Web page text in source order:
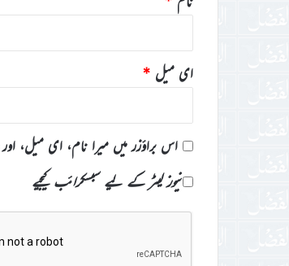
ای میل *
اس براؤزر میں میرا نام، ای میل،
نیوز لیٹر کے لیے سبسکرائب کیجیے